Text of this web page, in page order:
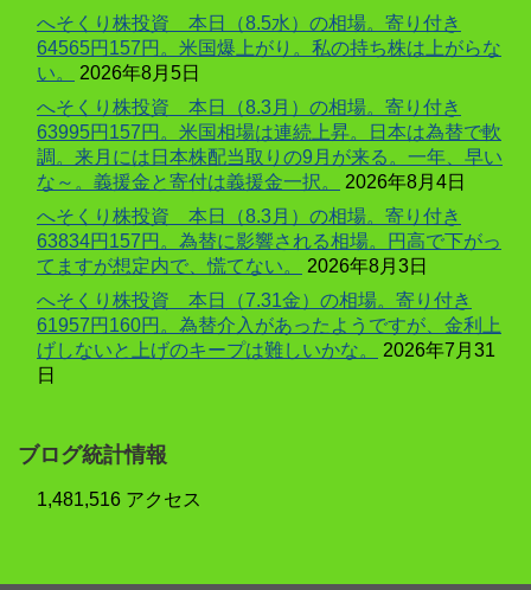
へそくり株投資 本日（8.5水）の相場。寄り付き
64565円157円。米国爆上がり。私の持ち株は上がらな
い。
2026年8月5日
へそくり株投資 本日（8.3月）の相場。寄り付き
63995円157円。米国相場は連続上昇。日本は為替で軟
調。来月には日本株配当取りの9月が来る。一年、早い
な～。義援金と寄付は義援金一択。
2026年8月4日
へそくり株投資 本日（8.3月）の相場。寄り付き
63834円157円。為替に影響される相場。円高で下がっ
てますが想定内で、慌てない。
2026年8月3日
へそくり株投資 本日（7.31金）の相場。寄り付き
61957円160円。為替介入があったようですが、金利上
げしないと上げのキープは難しいかな。
2026年7月31
日
ブログ統計情報
1,481,516 アクセス